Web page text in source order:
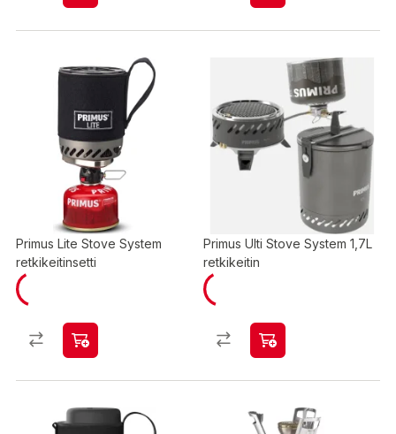
Primus Lite Stove System
retkikeitinsetti
Primus Ulti Stove System 1,7L
retkikeitin